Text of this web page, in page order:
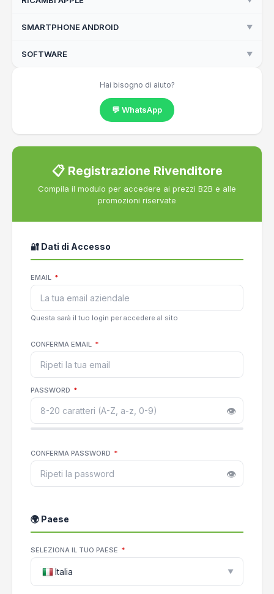
Vetri Temperati iPad
Vetri Temperati iPhone
Batterie iPad
Batterie iPhone
Lenti fotocamera iPhone
Schermi iPhone
Tasti ricambio MacBook
SMARTPHONE ANDROID ▼
Google Pixel
SOFTWARE ▼
Licenze Microsoft OEMHai bisogno di aiuto?
💬 WhatsApp
📋 Registrazione Rivenditore
Compila il modulo per accedere ai prezzi B2B e alle
promozioni riservate
🔐 Dati di Accesso
EMAIL *
Questa sarà il tuo login per accedere al sito
CONFERMA EMAIL *
PASSWORD *
👁
CONFERMA PASSWORD *
👁
🌍 Paese
SELEZIONA IL TUO PAESE *
Italia ▼